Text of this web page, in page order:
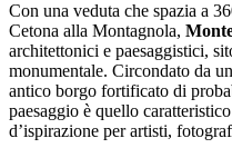
Con una veduta che spazia a
Cetona alla Montagnola,
architettonici e paesaggistici,
monumentale. Circondato da
antico borgo fortificato di
paesaggio è quello
d’ispirazione per artisti,